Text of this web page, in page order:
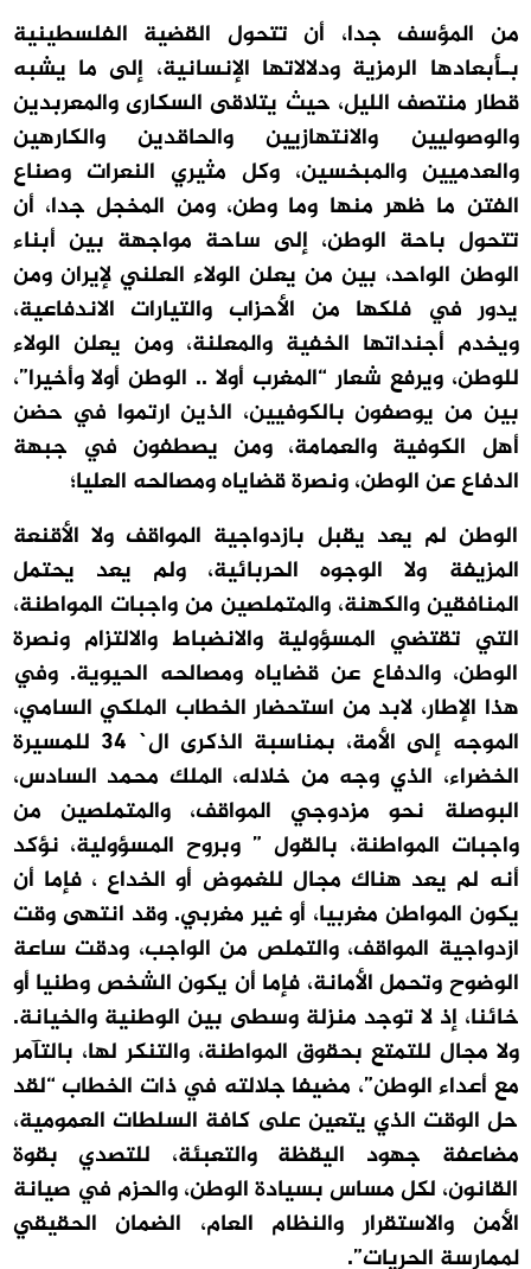
من المؤسف جدا، أن تتحول القضية الفلسطينية
بـأبعادها الرمزية ودلالاتها الإنسانية، إلى ما يشبه
قطار منتصف الليل، حيث يتلاقى السكارى والمعربدين
والوصوليين والانتهازيين والحاقدين والكارهين
والعدميين والمبخسين، وكل مثيري النعرات وصناع
الفتن ما ظهر منها وما وطن، ومن المخجل جدا، أن
تتحول باحة الوطن، إلى ساحة مواجهة بين أبناء
الوطن الواحد، بين من يعلن الولاء العلني لإيران ومن
يدور في فلكها من الأحزاب والتيارات الاندفاعية،
ويخدم أجنداتها الخفية والمعلنة، ومن يعلن الولاء
للوطن، ويرفع شعار “المغرب أولا .. الوطن أولا وأخيرا”،
بين من يوصفون بالكوفيين، الذين ارتموا في حضن
أهل الكوفية والعمامة، ومن يصطفون في جبهة
الدفاع عن الوطن، ونصرة قضاياه ومصالحه العليا؛
الوطن لم يعد يقبل بازدواجية المواقف ولا الأقنعة
المزيفة ولا الوجوه الحربائية، ولم يعد يحتمل
المنافقين والكهنة، والمتملصين من واجبات المواطنة،
التي تقتضي المسؤولية والانضباط والالتزام ونصرة
الوطن، والدفاع عن قضاياه ومصالحه الحيوية. وفي
هذا الإطار، لابد من استحضار الخطاب الملكي السامي،
الموجه إلى الأمة، بمناسبة الذكرى ال` 34 للمسيرة
الخضراء، الذي وجه من خلاله، الملك محمد السادس،
البوصلة نحو مزدوجي المواقف، والمتملصين من
واجبات المواطنة، بالقول ” وبروح المسؤولية، نؤكد
أنه لم يعد هناك مجال للغموض أو الخداع ، فإما أن
يكون المواطن مغربيا، أو غير مغربي. وقد انتهى وقت
ازدواجية المواقف، والتملص من الواجب، ودقت ساعة
الوضوح وتحمل الأمانة، فإما أن يكون الشخص وطنيا أو
خائنا، إذ لا توجد منزلة وسطى بين الوطنية والخيانة.
ولا مجال للتمتع بحقوق المواطنة، والتنكر لها، بالتآمر
مع أعداء الوطن”، مضيفا جلالته في ذات الخطاب “لقد
حل الوقت الذي يتعين على كافة السلطات العمومية،
مضاعفة جهود اليقظة والتعبئة، للتصدي بقوة
القانون، لكل مساس بسيادة الوطن، والحزم في صيانة
الأمن والاستقرار والنظام العام، الضمان الحقيقي
لممارسة الحريات”.